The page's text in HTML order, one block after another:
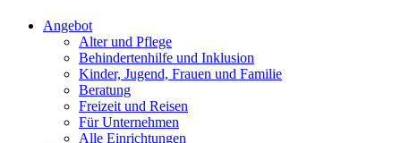
Angebot
Alter und Pflege
Behindertenhilfe und Inklusion
Kinder, Jugend, Frauen und Familie
Beratung
Freizeit und Reisen
Für Unternehmen
Alle Einrichtungen